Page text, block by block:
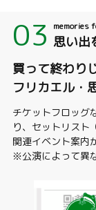
03 memories
思い出
買って終わり
フリカエル・
チケットフロッグ
り、セットリスト
関連イベント案内
※公演によって異